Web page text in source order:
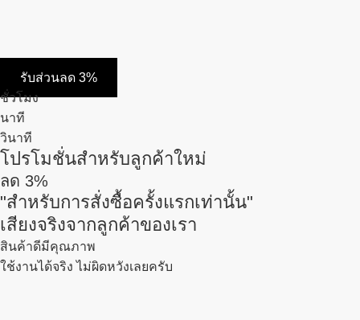
รับส่วนลด 3%
ชั่วโมง
นาที
วินาที
โปรโมชั่นสำหรับลูกค้าใหม่
ลด 3%
"สำหรับการสั่งซื้อครั้งแรกเท่านั้น"
เสียงจริงจากลูกค้าของเรา
สินค้าดีมีคุณภาพ
ใช้งานได้จริง ไม่ผิดหวังเลยครับ